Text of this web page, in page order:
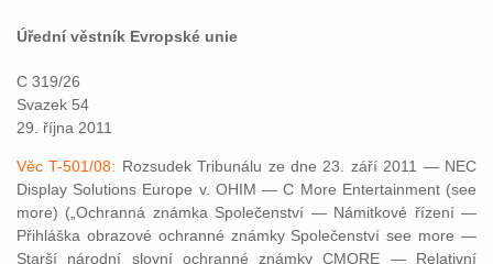
Úřední věstník Evropské unie
C 319/26
Svazek 54
29. října 2011
Věc T-501/08: Rozsudek Tribunálu ze dne 23. září 2011 — NEC
Display Solutions Europe v. OHIM — C More Entertainment (see
more) („Ochranná známka Společenství — Námitkové řízení —
Přihláška obrazové ochranné známky Společenství see more —
Starší národní slovní ochranné známky CMORE — Relativní